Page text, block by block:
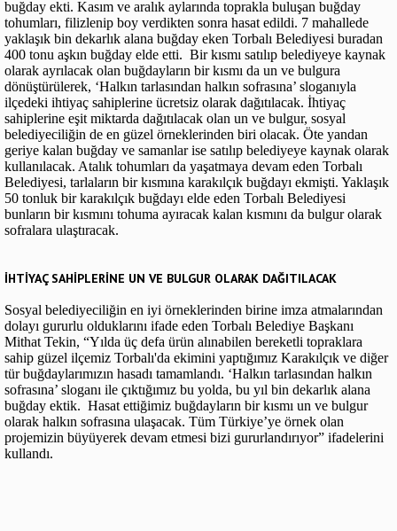
buğday ekti. Kasım ve aralık aylarında toprakla buluşan buğday
tohumları, filizlenip boy verdikten sonra hasat edildi. 7 mahallede
yaklaşık bin dekarlık alana buğday eken Torbalı Belediyesi buradan
400 tonu aşkın buğday elde etti. Bir kısmı satılıp belediyeye kaynak
olarak ayrılacak olan buğdayların bir kısmı da un ve bulgura
dönüştürülerek, ‘Halkın tarlasından halkın sofrasına’ sloganıyla
ilçedeki ihtiyaç sahiplerine ücretsiz olarak dağıtılacak. İhtiyaç
sahiplerine eşit miktarda dağıtılacak olan un ve bulgur, sosyal
belediyeciliğin de en güzel örneklerinden biri olacak. Öte yandan
geriye kalan buğday ve samanlar ise satılıp belediyeye kaynak olarak
kullanılacak. Atalık tohumları da yaşatmaya devam eden Torbalı
Belediyesi, tarlaların bir kısmına karakılçık buğdayı ekmişti. Yaklaşık
50 tonluk bir karakılçık buğdayı elde eden Torbalı Belediyesi
bunların bir kısmını tohuma ayıracak kalan kısmını da bulgur olarak
sofralara ulaştıracak.
İHTİYAÇ SAHİPLERİNE UN VE BULGUR OLARAK DAĞITILACAK
Sosyal belediyeciliğin en iyi örneklerinden birine imza atmalarından
dolayı gururlu olduklarını ifade eden Torbalı Belediye Başkanı
Mithat Tekin, “Yılda üç defa ürün alınabilen bereketli topraklara
sahip güzel ilçemiz Torbalı'da ekimini yaptığımız Karakılçık ve diğer
tür buğdaylarımızın hasadı tamamlandı. ‘Halkın tarlasından halkın
sofrasına’ sloganı ile çıktığımız bu yolda, bu yıl bin dekarlık alana
buğday ektik. Hasat ettiğimiz buğdayların bir kısmı un ve bulgur
olarak halkın sofrasına ulaşacak. Tüm Türkiye’ye örnek olan
projemizin büyüyerek devam etmesi bizi gururlandırıyor” ifadelerini
kullandı.